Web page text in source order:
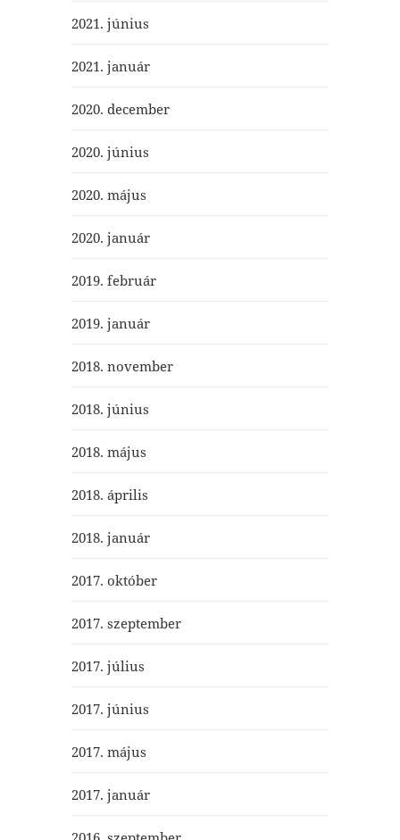
2021. június
2021. január
2020. december
2020. június
2020. május
2020. január
2019. február
2019. január
2018. november
2018. június
2018. május
2018. április
2018. január
2017. október
2017. szeptember
2017. július
2017. június
2017. május
2017. január